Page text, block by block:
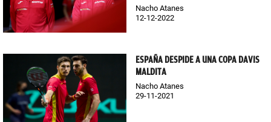
Nacho Atanes
12-12-2022
ESPAÑA DESPIDE A UNA COPA DAVIS
MALDITA
Nacho Atanes
29-11-2021